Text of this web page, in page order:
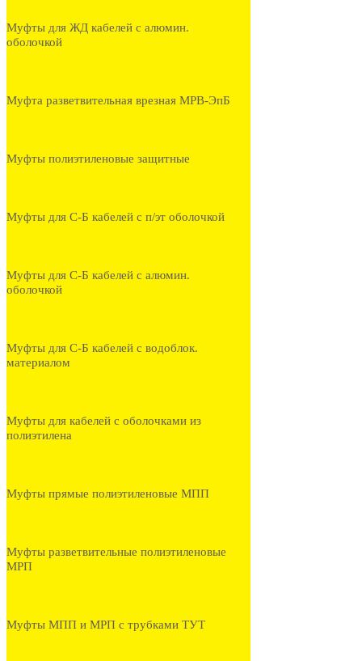
Муфты для ЖД кабелей с алюмин.
оболочкой
Муфта разветвительная врезная МРВ-ЭпБ
Муфты полиэтиленовые защитные
Муфты для С-Б кабелей с п/эт оболочкой
Муфты для С-Б кабелей с алюмин.
оболочкой
Муфты для С-Б кабелей с водоблок.
материалом
Муфты для кабелей с оболочками из
полиэтилена
Муфты прямые полиэтиленовые МПП
Муфты разветвительные полиэтиленовые
МРП
Муфты МПП и МРП с трубками ТУТ